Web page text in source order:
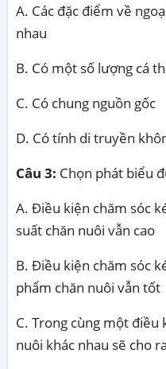
A. Các đặc điểm về
nhau
B. Có một số lượng cá
C. Có chung nguồn gốc
D. Có tính di truyền
Câu 3: Chọn phát biểu
A. Điều kiện chăm sóc
suất chăn nuôi vẫn cao
B. Điều kiện chăm sóc
phẩm chăn nuôi vẫn tốt
C. Trong cùng một điều
nuôi khác nhau sẽ cho